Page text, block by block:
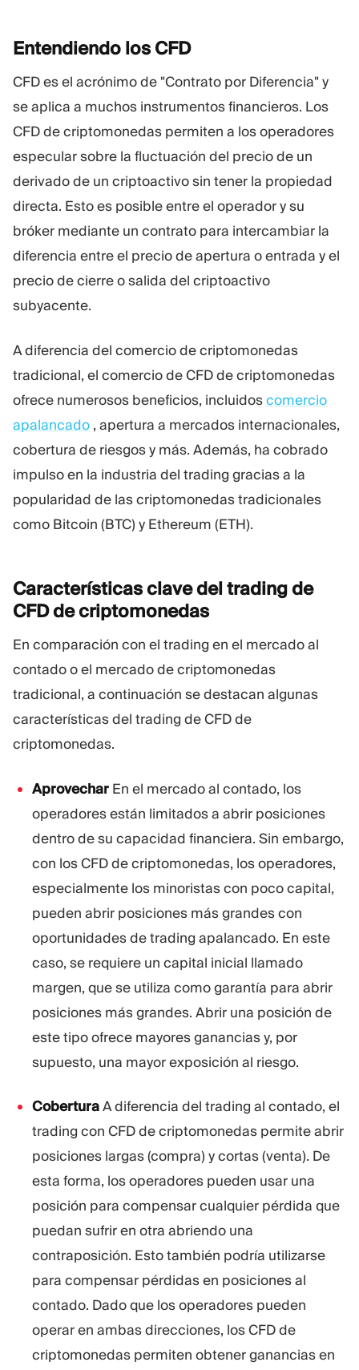
Entendiendo los CFD
CFD es el acrónimo de "Contrato por Diferencia" y
se aplica a muchos instrumentos financieros. Los
CFD de criptomonedas permiten a los operadores
especular sobre la fluctuación del precio de un
derivado de un criptoactivo sin tener la propiedad
directa. Esto es posible entre el operador y su
bróker mediante un contrato para intercambiar la
diferencia entre el precio de apertura o entrada y el
precio de cierre o salida del criptoactivo
subyacente.
A diferencia del comercio de criptomonedas
tradicional, el comercio de CFD de criptomonedas
ofrece numerosos beneficios, incluidoscomercio
apalancado , apertura a mercados internacionales,
cobertura de riesgos y más. Además, ha cobrado
impulso en la industria del trading gracias a la
popularidad de las criptomonedas tradicionales
como Bitcoin (BTC) y Ethereum (ETH).
Características clave del trading de
CFD decriptomonedas
En comparación con el trading en el mercado al
contado o el mercado de criptomonedas
tradicional, a continuación se destacan algunas
características del trading de CFD de
criptomonedas.
Aprovechar En el mercado al contado, los
operadores están limitados a abrir posiciones
dentro de su capacidad financiera. Sin embargo,
con los CFD de criptomonedas, los operadores,
especialmente los minoristas con poco capital,
pueden abrir posiciones más grandes con
oportunidades de trading apalancado. En este
caso, se requiere un capital inicial llamado
margen, que se utiliza como garantía para abrir
posiciones más grandes. Abrir una posición de
este tipo ofrece mayores ganancias y, por
supuesto, una mayor exposición al riesgo.
CoberturaA diferencia del trading al contado, el
trading con CFD de criptomonedas permite abrir
posiciones largas (compra) y cortas (venta). De
esta forma, los operadores pueden usar una
posición para compensar cualquier pérdida que
puedan sufrir en otra abriendo una
contraposición. Esto también podría utilizarse
para compensar pérdidas en posiciones al
contado. Dado que los operadores pueden
operar en ambas direcciones, los CFD de
criptomonedas permiten obtener ganancias en
Guía de marketing
Glosario
Tutoriales en vídeo
Calculadora
Plan de negocio
Sobre Nosotros
Eventos
Números
Noticias de la empresa
Carreras
Sostenibilidad